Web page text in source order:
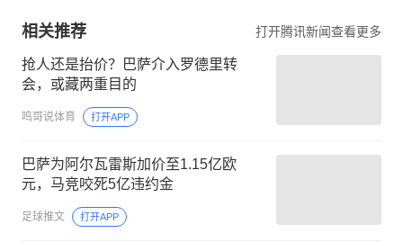
相关推荐 打开腾讯新闻查看更多
抢人还是抬价？巴萨介入罗德里转
会，或藏两重目的
鸣哥说体育 打开APP
巴萨为阿尔瓦雷斯加价至1.15亿欧
元，马竞咬死5亿违约金
足球推文 打开APP